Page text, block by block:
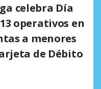
celebra Día
operativos en
a menores
de Débito